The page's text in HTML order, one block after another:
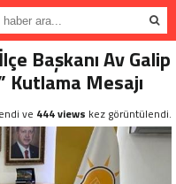
Başkanı Av Galip
Kutlama Mesajı
ve 444 views kez görüntülendi.